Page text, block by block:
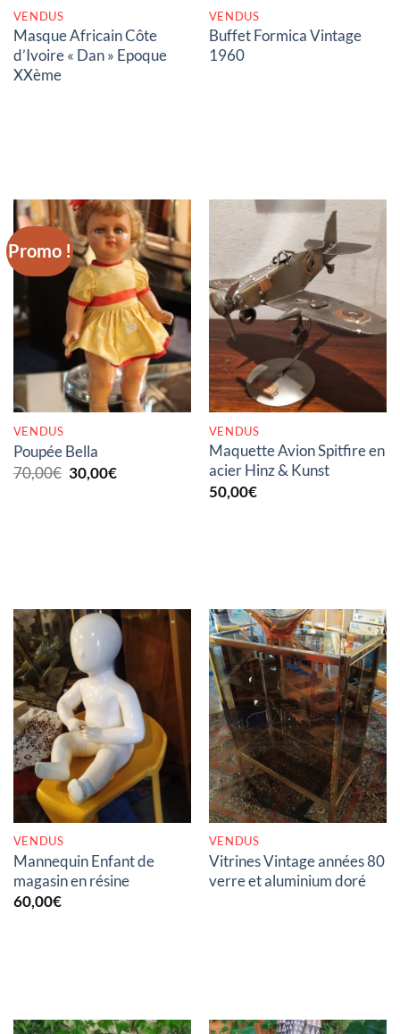
VENDUS
Masque Africain Côte
d’Ivoire « Dan » Epoque
XXème
VENDUS
Buffet Formica Vintage
1960
Promo !
RUPTURE DE STOCK
VENDUS
Poupée Bella
70,00€ Le
prix
30,00€Le
RUPTURE DE STOCK
VENDUS
Maquette Avion Spitfire en
acier Hinz & Kunst
50,00€
RUPTURE DE STOCK
VENDUS
Mannequin Enfant de
magasin en résine
60,00€
RUPTURE DE STOCK
VENDUS
Vitrines Vintage années 80
verre et aluminium doré